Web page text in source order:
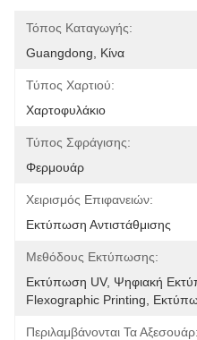
Τόπος Καταγωγής:
Guangdong, Κίνα
Τύπος Χαρτιού:
Χαρτοφυλάκιο
Τύπος Σφράγισης:
Φερμουάρ
Χειρισμός Επιφανειών:
Εκτύπωση Αντιστάθμισης
Μεθόδους Εκτύπωσης:
Εκτύπωση UV, Ψηφιακή
Flexographic Printing,
Περιλαμβάνονται Τα Αξεσουάρ: